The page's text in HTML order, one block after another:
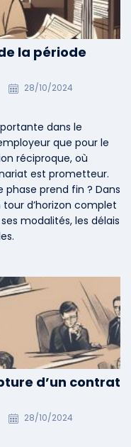
d’un contrat
28/10/2024
la période
28/10/2024
dans le
que pour le
réciproque, où
est prometteur.
prend fin ? Dans
d’horizon complet
modalités, les délais